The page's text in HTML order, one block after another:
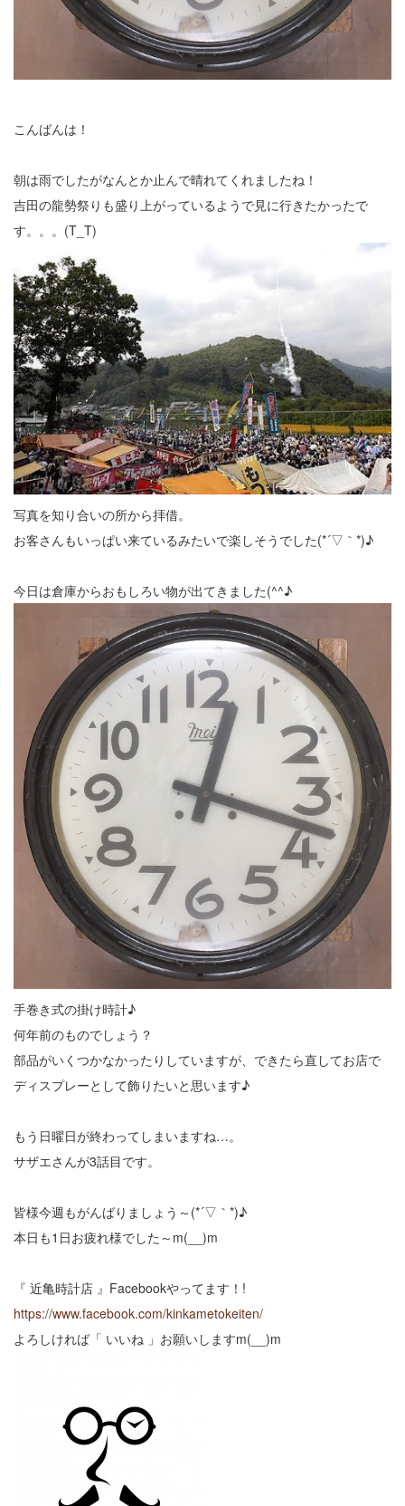
こんばんは！
朝は雨でしたがなんとか止んで晴れてくれましたね！
吉田の龍勢祭りも盛り上がっているようで見に行きたかったで
す。。。(T_T)
写真を知り合いの所から拝借。
お客さんもいっぱい来ているみたいで楽しそうでした(*´▽｀*)♪
今日は倉庫からおもしろい物が出てきました(^^♪
手巻き式の掛け時計♪
何年前のものでしょう？
部品がいくつかなかったりしていますが、できたら直してお店で
ディスプレーとして飾りたいと思います♪
もう日曜日が終わってしまいますね…。
サザエさんが3話目です。
皆様今週もがんばりましょう～(*´▽｀*)♪
本日も1日お疲れ様でした～m(__)m
『 近亀時計店 』Facebookやってます！!
https://www.facebook.com/kinkametokeiten/
よろしければ「 いいね 」お願いしますm(__)m